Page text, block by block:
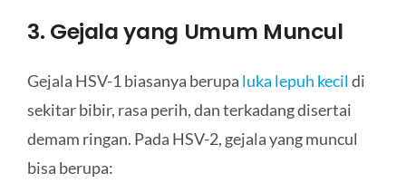
3. Gejala yang Umum Muncul
Gejala HSV-1 biasanya berupa luka lepuh kecildi
sekitar bibir, rasa perih, dan terkadang disertai
demam ringan. Pada HSV-2, gejala yang muncul
bisa berupa: